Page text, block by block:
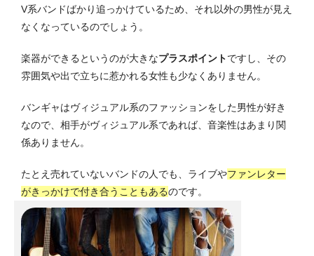
V系バンドばかり追っかけているため、それ以外の男性が見え
なくなっているのでしょう。
楽器ができるというのが大きなプラスポイントですし、その
雰囲気や出で立ちに惹かれる女性も少なくありません。
バンギャはヴィジュアル系のファッションをした男性が好き
なので、相手がヴィジュアル系であれば、音楽性はあまり関
係ありません。
たとえ売れていないバンドの人でも、ライブやファンレター
がきっかけで付き合うこともあるのです。